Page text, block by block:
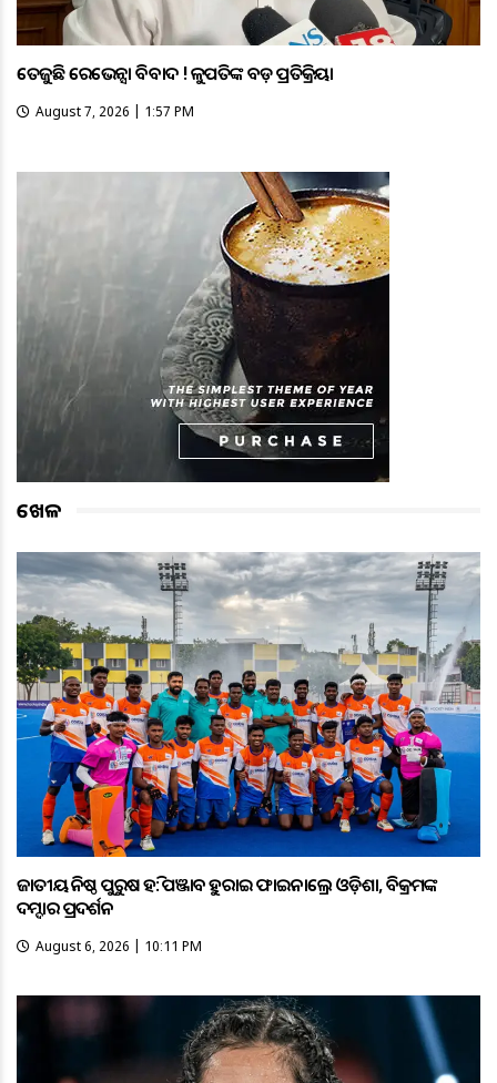
ତେଜୁଛି ରେଭେନ୍ସା ବିବାଦ ! କୁଳପତିଙ୍କ ବଡ଼ ପ୍ରତିକ୍ରିୟା
August 7, 2026 | 1:57 PM
ଖେଳ
ଜାତୀୟ କନିଷ୍ଠ ପୁରୁଷ ହକି: ପଞ୍ଜାବକୁ ହରାଇ ଫାଇନାଲ୍ରେ ଓଡ଼ିଶା, ବିକ୍ରମଙ୍କ
ଦମ୍ଦାର ପ୍ରଦର୍ଶନ
August 6, 2026 | 10:11 PM